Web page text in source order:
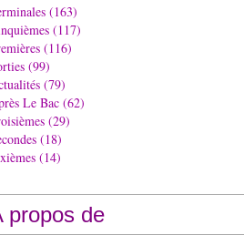
(163)
(117)
(116)
(99)
(79)
Le Bac (62)
(29)
(18)
(14)
propos de